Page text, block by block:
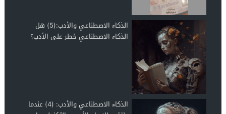
الذكاء الاصطناعي والأدب:(5) هل
الذكاء الاصطناعي خطر على الأدب؟
الذكاء الاصطناعي والأدب: (4) عندما